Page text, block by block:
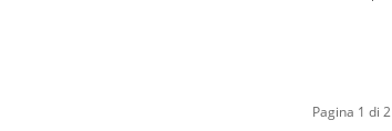
Pagina 1 di 2